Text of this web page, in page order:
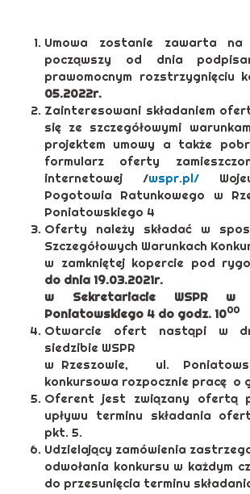
Umowa zostanie zawarta na
począwszy od dnia
prawomocnym rozstrzygnięciu
05.2022r.
Zainteresowani składaniem
się ze szczegółowymi
projektem umowy a także
formularz oferty
internetowej /wspr.pl/
Pogotowia Ratunkowego w
Poniatowskiego 4
Oferty należy składać w
Szczegółowych Warunkach
w zamkniętej kopercie pod
do dnia 19.03.2021r.
w Sekretariacie WSPR w
Poniatowskiego 4 do godz. 1000
Otwarcie ofert nastąpi w
siedzibie WSPR
w Rzeszowie, ul.
konkursowa rozpocznie pracę o
Oferent jest związany ofertą
upływu terminu składania
pkt. 5.
Udzielający zamówienia
odwołania konkursu w każdym
do przesunięcia terminu